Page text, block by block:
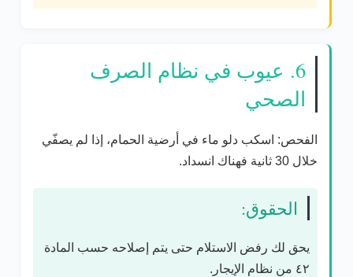
6. عيوب في نظام الصرف
الصحي
الفحص: اسكب دلو ماء في أرضية الحمام، إذا لم يصفّي
خلال 30 ثانية فهناك انسداد.
الحقوق:
يحق لك رفض الاستلام حتى يتم إصلاحه حسب المادة
٤٢ من نظام الإيجار
.